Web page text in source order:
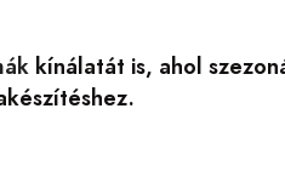
kínálatát is, ahol